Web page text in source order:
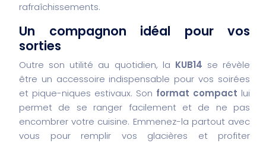
rafraîchissements.
Un compagnon idéal pour vos
sorties
Outre son utilité au quotidien, la KUB14 se révèle
être un accessoire indispensable pour vos soirées
et pique-niques estivaux. Son format compact lui
permet de se ranger facilement et de ne pas
encombrer votre cuisine. Emmenez-la partout avec
vous pour remplir vos glacières et profiter